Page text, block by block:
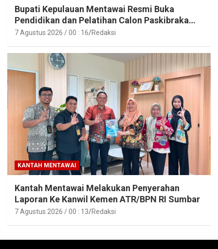
Bupati Kepulauan Mentawai Resmi Buka
Pendidikan dan Pelatihan Calon Paskibraka
Tahun 2026
7 Agustus 2026 / 00 : 16 Redaksi
KANTAH MENTAWAI
Kantah Mentawai Melakukan Penyerahan
Laporan Ke Kanwil Kemen ATR/BPN RI Sumbar
7 Agustus 2026 / 00 : 13 Redaksi